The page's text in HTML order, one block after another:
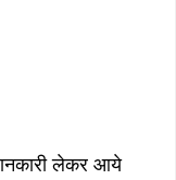
लेकर आये